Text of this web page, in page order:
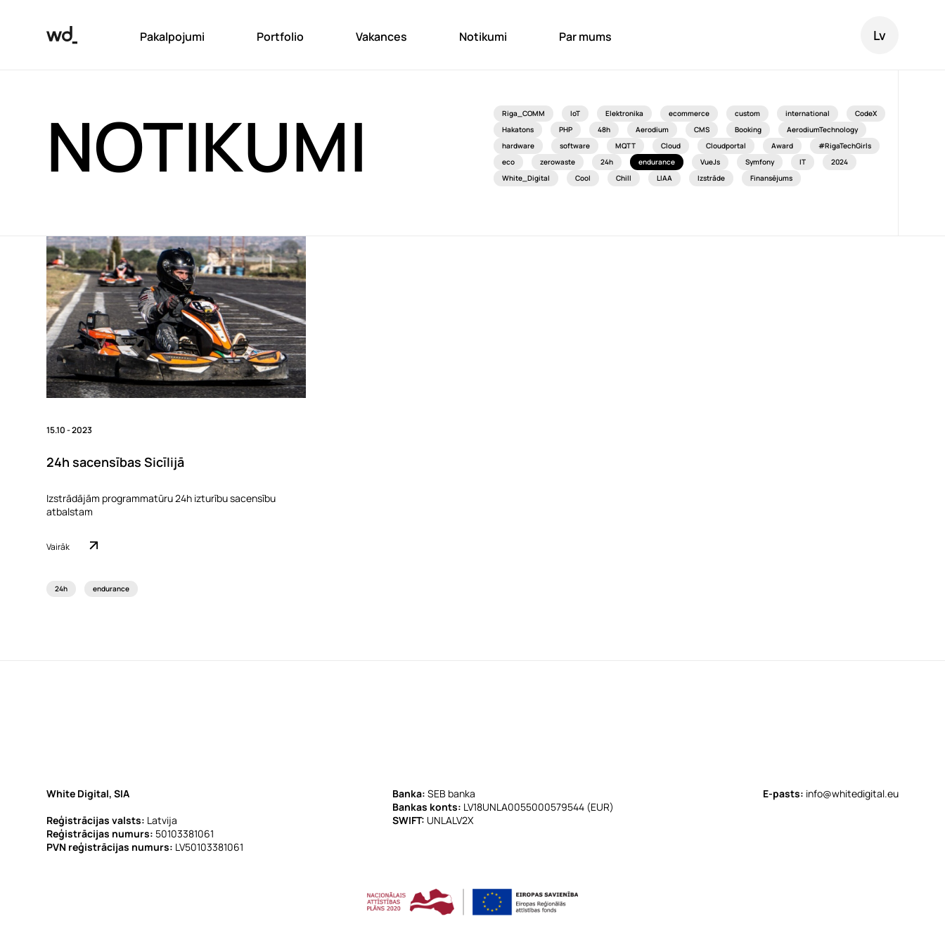
Pakalpojumi Portfolio Vakances Notikumi Par mums Lv
NOTIKUMI Riga_COMM IoT Elektronika ecommerce custom international
CodeX
Hakatons
PHP 48h Aerodium CMS Booking
AerodiumTechnology
hardware
software MQTT Cloud Cloudportal Award
#RigaTechGirls
eco
zerowaste 24h endurance VueJs Symfony IT
2024
White_Digital
Cool Chill LIAA Izstrāde Finansējums
15.10 - 2023
24h sacensības Sicīlijā
Izstrādājām programmatūru 24h izturību sacensību
atbalstam
Vairāk
24h endurance
White Digital, SIA
Reģistrācijas valsts: Latvija
Reģistrācijas numurs: 50103381061
PVN reģistrācijas numurs: LV50103381061
Banka: SEB banka
Bankas konts: LV18UNLA0055000579544 (EUR)
SWIFT: UNLALV2X
E-pasts: info@whitedigital.eu